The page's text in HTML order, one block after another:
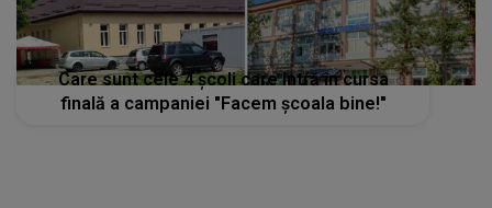
Care sunt cele 4 școli care intră în cursa
finală a campaniei "Facem școala bine!"